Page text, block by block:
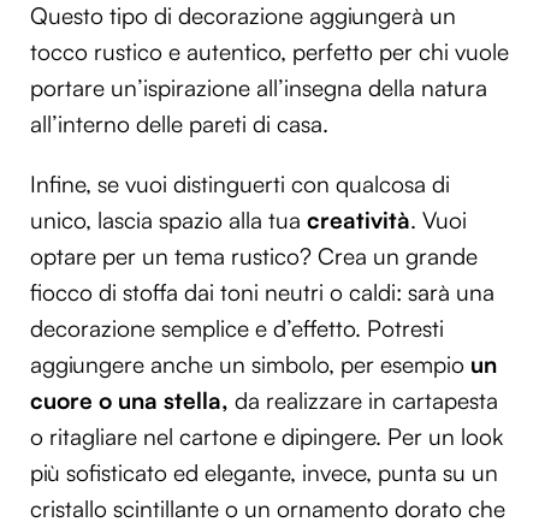
Questo tipo di decorazione aggiungerà un
tocco rustico e autentico, perfetto per chi vuole
portare un’ispirazione all’insegna della natura
all’interno delle pareti di casa.
Infine, se vuoi distinguerti con qualcosa di
unico, lascia spazio alla tua creatività. Vuoi
optare per un tema rustico? Crea un grande
fiocco di stoffa dai toni neutri o caldi: sarà una
decorazione semplice e d’effetto. Potresti
aggiungere anche un simbolo, per esempio un
cuore o una stella, da realizzare in cartapesta
o ritagliare nel cartone e dipingere. Per un look
più sofisticato ed elegante, invece, punta su un
cristallo scintillante o un ornamento dorato che